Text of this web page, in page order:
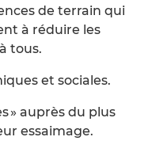
de terrain qui
à réduire les
tous.
et sociales.
» auprès du plus
essaimage.